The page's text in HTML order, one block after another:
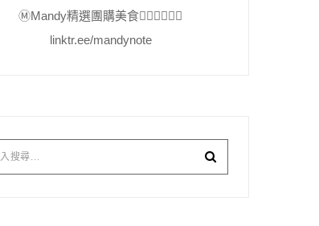
Ⓜ️Mandy精選團購美食👇🏻👇🏻👇🏻
linktr.ee/mandynote